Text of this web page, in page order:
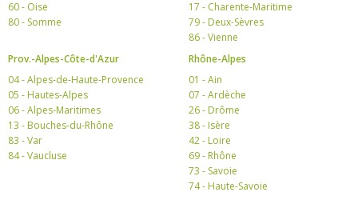
60 - Oise
80 - Somme
17 - Charente-Maritime
79 - Deux-Sèvres
86 - Vienne
Prov.-Alpes-Côte-d'Azur
04 - Alpes-de-Haute-Provence
05 - Hautes-Alpes
06 - Alpes-Maritimes
13 - Bouches-du-Rhône
83 - Var
84 - Vaucluse
Rhône-Alpes
01 - Ain
07 - Ardèche
26 - Drôme
38 - Isère
42 - Loire
69 - Rhône
73 - Savoie
74 - Haute-Savoie